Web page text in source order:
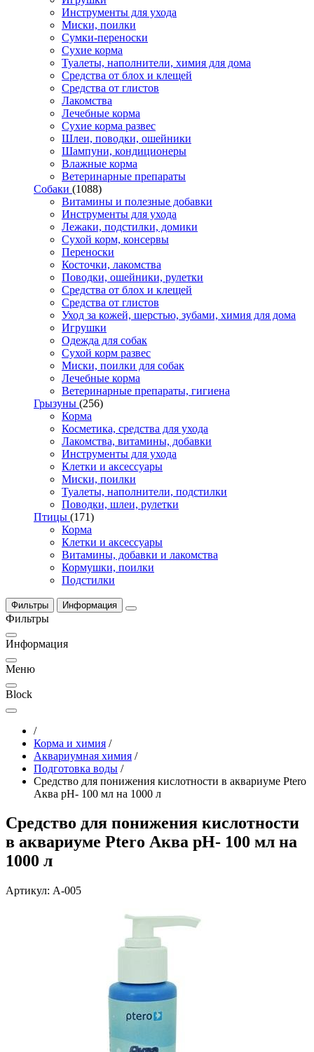
Инструменты для ухода
Миски, поилки
Сумки-переноски
Сухие корма
Туалеты, наполнители, химия для дома
Средства от блох и клещей
Средства от глистов
Лакомства
Лечебные корма
Сухие корма развес
Шлеи, поводки, ошейники
Шампуни, кондиционеры
Влажные корма
Ветеринарные препараты
Собаки (1088)
Витамины и полезные добавки
Инструменты для ухода
Лежаки, подстилки, домики
Сухой корм, консервы
Переноски
Косточки, лакомства
Поводки, ошейники, рулетки
Средства от блох и клещей
Средства от глистов
Уход за кожей, шерстью, зубами, химия для дома
Игрушки
Одежда для собак
Сухой корм развес
Миски, поилки для собак
Лечебные корма
Ветеринарные препараты, гигиена
Грызуны (256)
Корма
Косметика, средства для ухода
Лакомства, витамины, добавки
Инструменты для ухода
Клетки и аксессуары
Миски, поилки
Туалеты, наполнители, подстилки
Поводки, шлеи, рулетки
Птицы (171)
Корма
Клетки и аксессуары
Витамины, добавки и лакомства
Кормушки, поилки
Подстилки
Фильтры Информация
Фильтры
Информация
Меню
Block
/
Корма и химия /
Аквариумная химия /
Подготовка воды /
Средство для понижения кислотности в аквариуме Ptero
Аква pH- 100 мл на 1000 л
Средство для понижения кислотности
в аквариуме Ptero Аква pH- 100 мл на
1000 л
Артикул: А-005